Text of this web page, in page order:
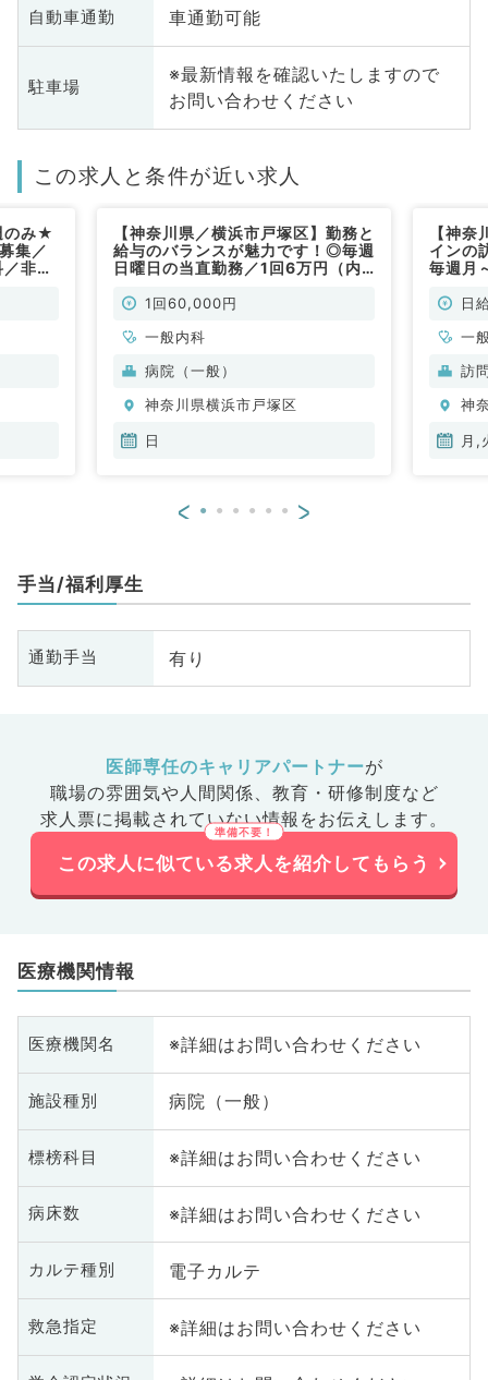
自動車通勤 車通勤可能
駐車場
※最新情報を確認いたしますので
お問い合わせください
この求人と条件が近い求人
のみ★
集／
非常
【神奈川県／横浜市戸塚区】勤務と
給与のバランスが魅力です！◎毎週
日曜日の当直勤務／1回6万円（内
1回60,000円
一般内科
病院（一般）
神奈川県横浜市戸塚区
日
【神
インの
毎週月
歓迎日
一
訪
神
月,
< >
手当/福利厚生
通勤手当 有り
医師専任のキャリアパートナーが
職場の雰囲気や人間関係、 教育・研修制度など
求人票に掲載されていない情報をお伝えします。
この求人に似ている求人を紹介してもらう
医療機関情報
医療機関名 ※詳細はお問い合わせください
施設種別 病院（一般）
標榜科目 ※詳細はお問い合わせください
病床数 ※詳細はお問い合わせください
カルテ種別 電子カルテ
救急指定 ※詳細はお問い合わせください